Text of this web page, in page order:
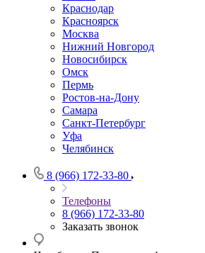
Краснодар
Красноярск
Москва
Нижний Новгород
Новосибирск
Омск
Пермь
Ростов-на-Дону
Самара
Санкт-Петербург
Уфа
Челябинск
8 (966) 172-33-80
Телефоны
8 (966) 172-33-80
Заказать звонок